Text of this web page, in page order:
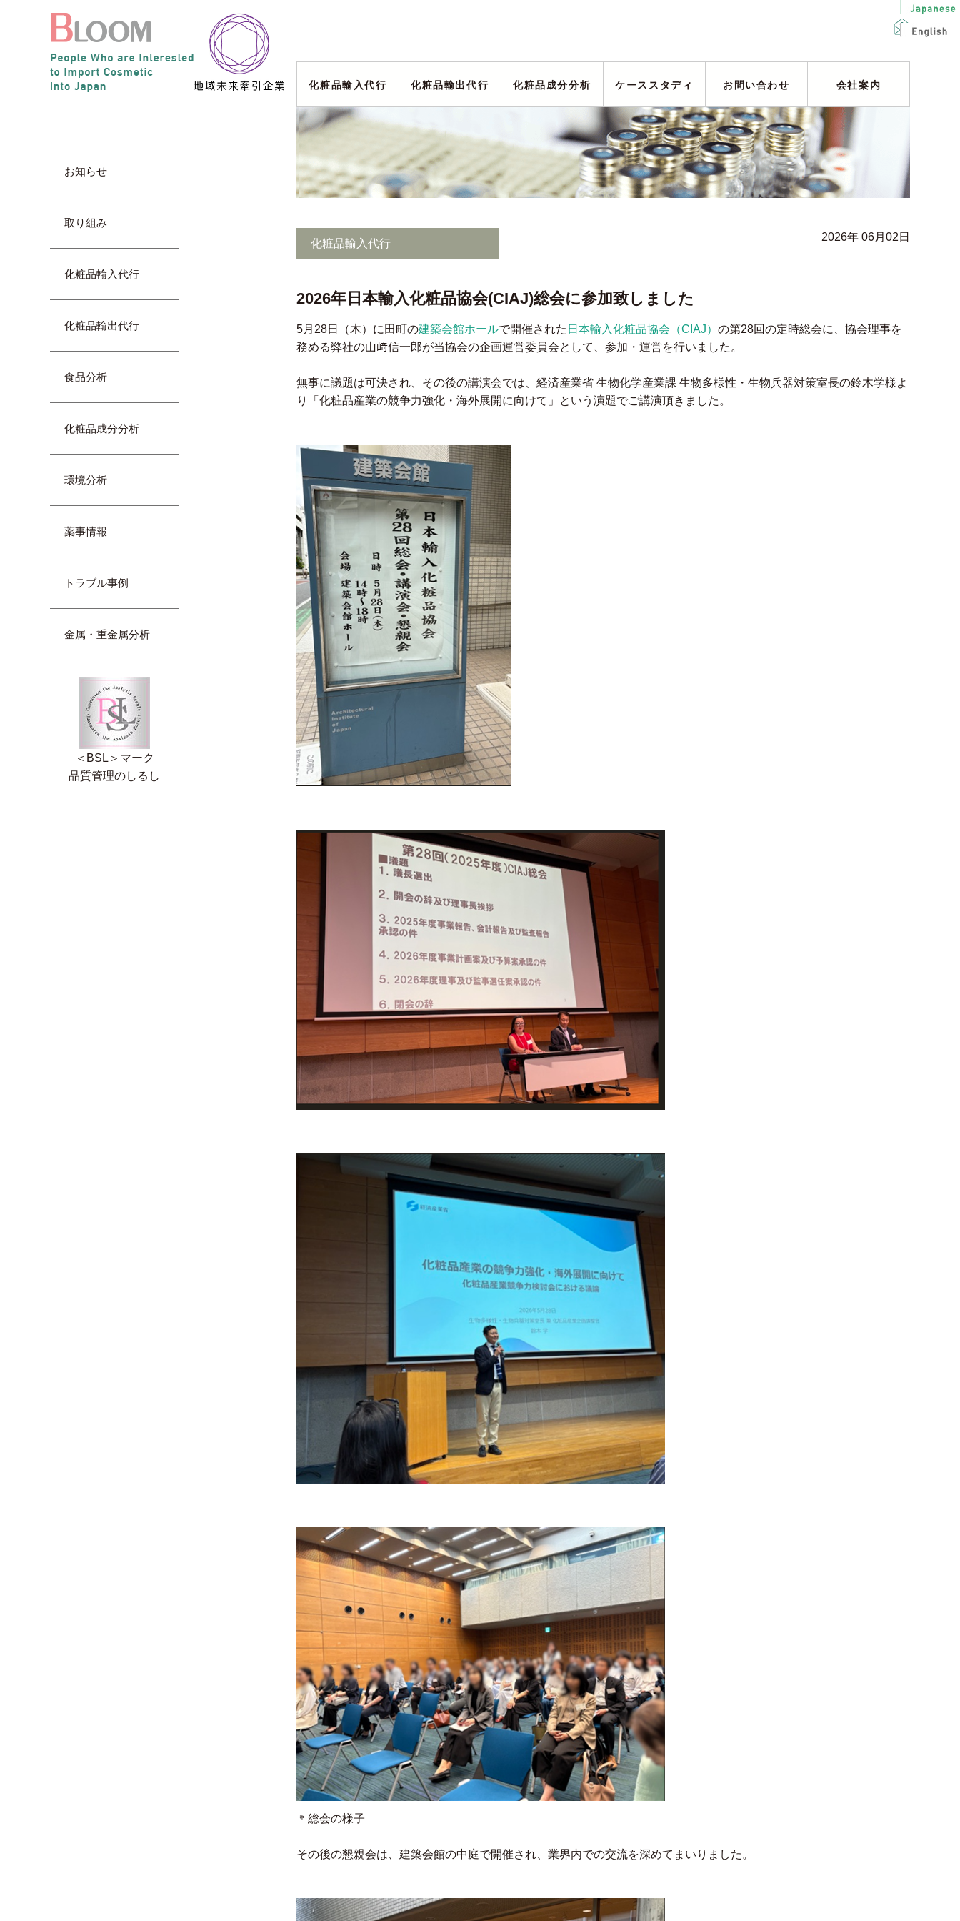
化粧品輸入代行 化粧品輸出代行 化粧品成分分析 ケーススタディ お問い合わせ 会社案内
お知らせ
取り組み
化粧品輸入代行
化粧品輸出代行
食品分析
化粧品成分分析
環境分析
薬事情報
トラブル事例
金属・重金属分析
＜BSL＞マーク
品質管理のしるし
化粧品輸入代行
2026年 06月02日
2026年日本輸入化粧品協会(CIAJ)総会に参加致しました
5月28日（木）に田町の建築会館ホールで開催された 日本輸入化粧品協会（CIAJ） の第28回の定時総会に、協会理事を
務める弊社の山﨑信一郎が当協会の企画運営委員会として、参加・運営を行いました。
無事に議題は可決され、その後の講演会では、経済産業省 生物化学産業課 生物多様性・生物兵器対策室長の鈴木学様よ
り「化粧品産業の競争力強化・海外展開に向けて」という演題でご講演頂きました。
＊総会の様子
その後の懇親会は、建築会館の中庭で開催され、業界内での交流を深めてまいりました。